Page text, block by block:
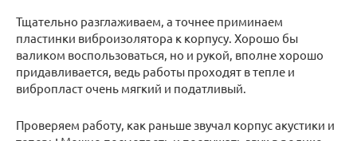
Тщательно разглаживаем, а точнее приминаем
пластинки виброизолятора к корпусу. Хорошо бы
валиком воспользоваться, но и рукой, вполне хорошо
придавливается, ведь работы проходят в тепле и
вибропласт очень мягкий и податливый.
Проверяем работу, как раньше звучал корпус акустики и